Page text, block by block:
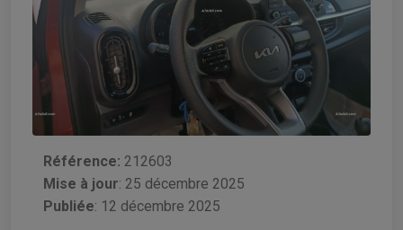
Référence: 212603
Mise à jour: 25 décembre 2025
Publiée: 12 décembre 2025